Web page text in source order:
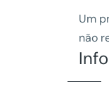
Um
não